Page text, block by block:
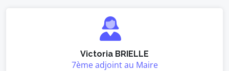
Victoria BRIELLE
7ème adjoint au Maire